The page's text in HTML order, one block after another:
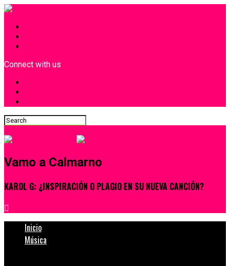
Connect with us
Vamo a Calmarno
KAROL G: ¿INSPIRACIÓN O PLAGIO EN SU NUEVA CANCIÓN?
Inicio
Música